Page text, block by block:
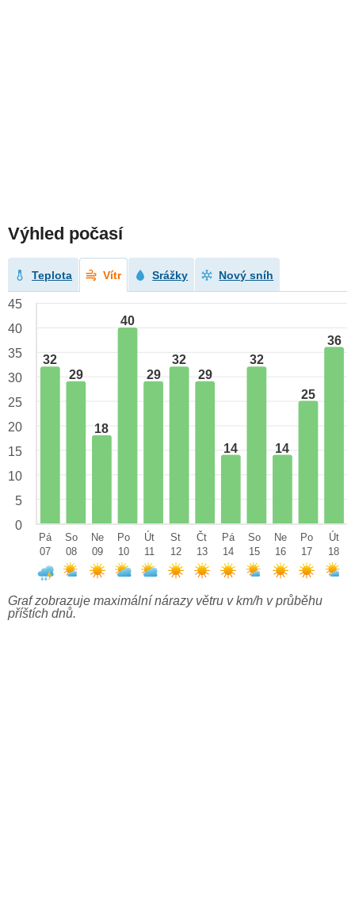
Výhled počasí
Teplota Vítr Srážky Nový sníh
32
29
18
40
29
32
29
14
32
14
25
36
45
40
35
30
25
20
15
10
5
0
Pá
07
So
08
Ne
09
Po
10
Út
11
St
12
Čt
13
Pá
14
So
15
Ne
16
Po
17
Út
18
Graf zobrazuje maximální nárazy větru v km/h v průběhu
příštích dnů.